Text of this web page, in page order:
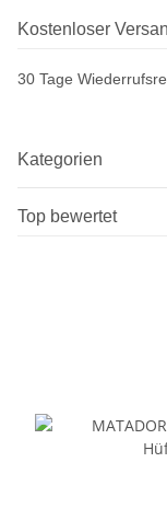
Kostenloser
30 Tage
Kategorien
Top bewertet